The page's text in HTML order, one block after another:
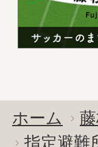
ホーム
指定避難